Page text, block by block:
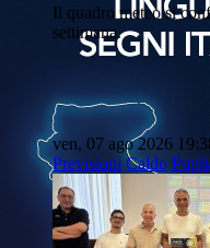
Il quadro meteo si
settimana.
ven, 07 ago 2026
Previsioni Caldo